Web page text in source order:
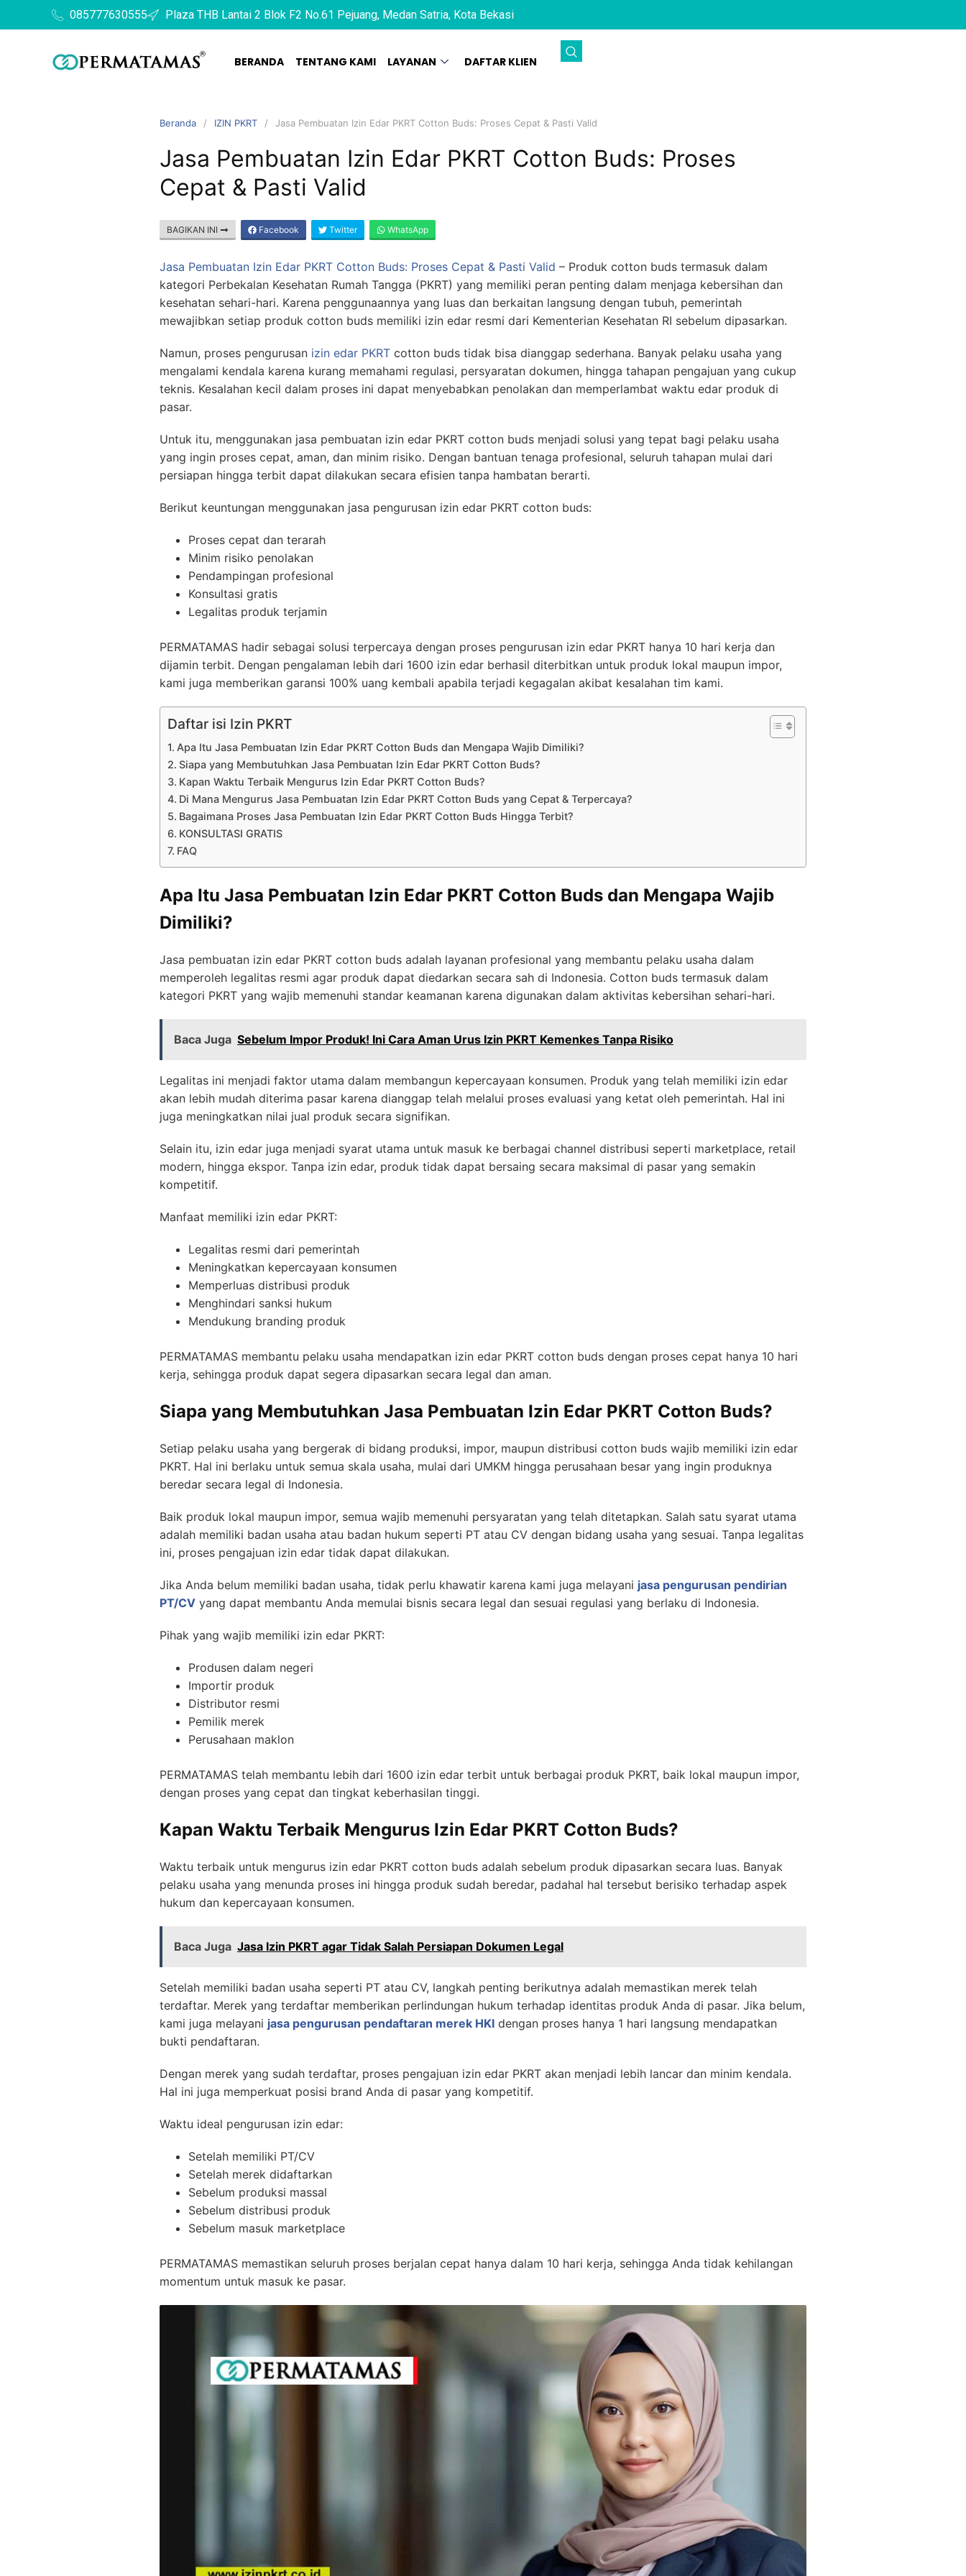
085777630555 Plaza THB Lantai 2 Blok F2 No.61 Pejuang, Medan Satria, Kota Bekasi
BERANDA TENTANG KAMI LAYANAN DAFTAR KLIEN
Beranda IZIN PKRT Jasa Pembuatan Izin Edar PKRT Cotton Buds: Proses Cepat & Pasti Valid
Jasa Pembuatan Izin Edar PKRT Cotton Buds: Proses
Cepat & Pasti Valid
BAGIKAN INI Facebook Twitter WhatsApp
Jasa Pembuatan Izin Edar PKRT Cotton Buds: Proses Cepat & Pasti Valid – Produk cotton buds termasuk dalam
kategori Perbekalan Kesehatan Rumah Tangga (PKRT) yang memiliki peran penting dalam menjaga kebersihan dan
kesehatan sehari-hari. Karena penggunaannya yang luas dan berkaitan langsung dengan tubuh, pemerintah
mewajibkan setiap produk cotton buds memiliki izin edar resmi dari Kementerian Kesehatan RI sebelum dipasarkan.
Namun, proses pengurusan izin edar PKRT cotton buds tidak bisa dianggap sederhana. Banyak pelaku usaha yang
mengalami kendala karena kurang memahami regulasi, persyaratan dokumen, hingga tahapan pengajuan yang cukup
teknis. Kesalahan kecil dalam proses ini dapat menyebabkan penolakan dan memperlambat waktu edar produk di
pasar.
Untuk itu, menggunakan jasa pembuatan izin edar PKRT cotton buds menjadi solusi yang tepat bagi pelaku usaha
yang ingin proses cepat, aman, dan minim risiko. Dengan bantuan tenaga profesional, seluruh tahapan mulai dari
persiapan hingga terbit dapat dilakukan secara efisien tanpa hambatan berarti.
Berikut keuntungan menggunakan jasa pengurusan izin edar PKRT cotton buds:
Proses cepat dan terarah
Minim risiko penolakan
Pendampingan profesional
Konsultasi gratis
Legalitas produk terjamin
PERMATAMAS hadir sebagai solusi terpercaya dengan proses pengurusan izin edar PKRT hanya 10 hari kerja dan
dijamin terbit. Dengan pengalaman lebih dari 1600 izin edar berhasil diterbitkan untuk produk lokal maupun impor,
kami juga memberikan garansi 100% uang kembali apabila terjadi kegagalan akibat kesalahan tim kami.
Daftar isi Izin PKRT
Apa Itu Jasa Pembuatan Izin Edar PKRT Cotton Buds dan Mengapa Wajib Dimiliki?
Siapa yang Membutuhkan Jasa Pembuatan Izin Edar PKRT Cotton Buds?
Kapan Waktu Terbaik Mengurus Izin Edar PKRT Cotton Buds?
Di Mana Mengurus Jasa Pembuatan Izin Edar PKRT Cotton Buds yang Cepat & Terpercaya?
Bagaimana Proses Jasa Pembuatan Izin Edar PKRT Cotton Buds Hingga Terbit?
KONSULTASI GRATIS
FAQ
Apa Itu Jasa Pembuatan Izin Edar PKRT Cotton Buds dan Mengapa Wajib
Dimiliki?
Jasa pembuatan izin edar PKRT cotton buds adalah layanan profesional yang membantu pelaku usaha dalam
memperoleh legalitas resmi agar produk dapat diedarkan secara sah di Indonesia. Cotton buds termasuk dalam
kategori PKRT yang wajib memenuhi standar keamanan karena digunakan dalam aktivitas kebersihan sehari-hari.
Baca Juga Sebelum Impor Produk! Ini Cara Aman Urus Izin PKRT Kemenkes Tanpa Risiko
Legalitas ini menjadi faktor utama dalam membangun kepercayaan konsumen. Produk yang telah memiliki izin edar
akan lebih mudah diterima pasar karena dianggap telah melalui proses evaluasi yang ketat oleh pemerintah. Hal ini
juga meningkatkan nilai jual produk secara signifikan.
Selain itu, izin edar juga menjadi syarat utama untuk masuk ke berbagai channel distribusi seperti marketplace, retail
modern, hingga ekspor. Tanpa izin edar, produk tidak dapat bersaing secara maksimal di pasar yang semakin
kompetitif.
Manfaat memiliki izin edar PKRT:
Legalitas resmi dari pemerintah
Meningkatkan kepercayaan konsumen
Memperluas distribusi produk
Menghindari sanksi hukum
Mendukung branding produk
PERMATAMAS membantu pelaku usaha mendapatkan izin edar PKRT cotton buds dengan proses cepat hanya 10 hari
kerja, sehingga produk dapat segera dipasarkan secara legal dan aman.
Siapa yang Membutuhkan Jasa Pembuatan Izin Edar PKRT Cotton Buds?
Setiap pelaku usaha yang bergerak di bidang produksi, impor, maupun distribusi cotton buds wajib memiliki izin edar
PKRT. Hal ini berlaku untuk semua skala usaha, mulai dari UMKM hingga perusahaan besar yang ingin produknya
beredar secara legal di Indonesia.
Baik produk lokal maupun impor, semua wajib memenuhi persyaratan yang telah ditetapkan. Salah satu syarat utama
adalah memiliki badan usaha atau badan hukum seperti PT atau CV dengan bidang usaha yang sesuai. Tanpa legalitas
ini, proses pengajuan izin edar tidak dapat dilakukan.
Jika Anda belum memiliki badan usaha, tidak perlu khawatir karena kami juga melayani jasa pengurusan pendirian
PT/CV yang dapat membantu Anda memulai bisnis secara legal dan sesuai regulasi yang berlaku di Indonesia.
Pihak yang wajib memiliki izin edar PKRT:
Produsen dalam negeri
Importir produk
Distributor resmi
Pemilik merek
Perusahaan maklon
PERMATAMAS telah membantu lebih dari 1600 izin edar terbit untuk berbagai produk PKRT, baik lokal maupun impor,
dengan proses yang cepat dan tingkat keberhasilan tinggi.
Kapan Waktu Terbaik Mengurus Izin Edar PKRT Cotton Buds?
Waktu terbaik untuk mengurus izin edar PKRT cotton buds adalah sebelum produk dipasarkan secara luas. Banyak
pelaku usaha yang menunda proses ini hingga produk sudah beredar, padahal hal tersebut berisiko terhadap aspek
hukum dan kepercayaan konsumen.
Baca Juga Jasa Izin PKRT agar Tidak Salah Persiapan Dokumen Legal
Setelah memiliki badan usaha seperti PT atau CV, langkah penting berikutnya adalah memastikan merek telah
terdaftar. Merek yang terdaftar memberikan perlindungan hukum terhadap identitas produk Anda di pasar. Jika belum,
kami juga melayani jasa pengurusan pendaftaran merek HKI dengan proses hanya 1 hari langsung mendapatkan
bukti pendaftaran.
Dengan merek yang sudah terdaftar, proses pengajuan izin edar PKRT akan menjadi lebih lancar dan minim kendala.
Hal ini juga memperkuat posisi brand Anda di pasar yang kompetitif.
Waktu ideal pengurusan izin edar:
Setelah memiliki PT/CV
Setelah merek didaftarkan
Sebelum produksi massal
Sebelum distribusi produk
Sebelum masuk marketplace
PERMATAMAS memastikan seluruh proses berjalan cepat hanya dalam 10 hari kerja, sehingga Anda tidak kehilangan
momentum untuk masuk ke pasar.